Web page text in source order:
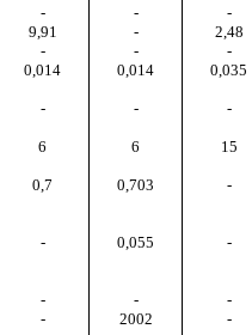
- - -
9,91 - 2,48
- - -
0,014 0,014 0,035
- - -
6 6 15
0,7 0,703 -
- 0,055 -
- - -
- 2002 -